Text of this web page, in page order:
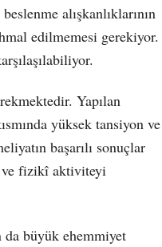
alışkanlıklarının
edilmemesi gerekiyor.
Yapılan
yüksek tansiyon ve
başarılı sonuçlar
ve fizikî aktiviteyi
büyük ehemmiyet